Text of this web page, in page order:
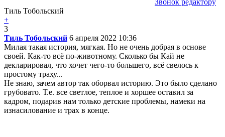
Звонок редактору
Тиль Тобольский
+
3
Тиль Тобольский 6 апреля 2022 10:36
Милая такая история, мягкая. Но не очень добрая в основе
своей. Как-то всё по-животному. Сколько бы Кай не
декларировал, что хочет чего-то большего, всё свелось к
простому траху...
Не знаю, зачем автор так оборвал историю. Это было сделано
грубовато. Т.е. все светлое, теплое и хоршее оставил за
кадром, подарив нам только детские проблемы, намеки на
изнасилование и трах в конце.